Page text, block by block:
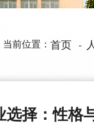
当前位置： 首页 -
择：性格